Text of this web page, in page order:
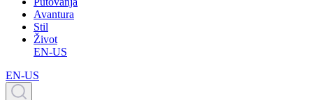
Avantura
Stil
Život
EN-US
EN-US